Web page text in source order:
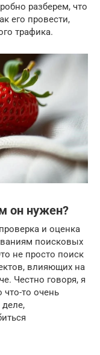
разберем, что
его провести,
трафика.
он нужен?
и оценка
поисковых
не просто поиск
влияющих на
Честно говоря, я
что-то очень